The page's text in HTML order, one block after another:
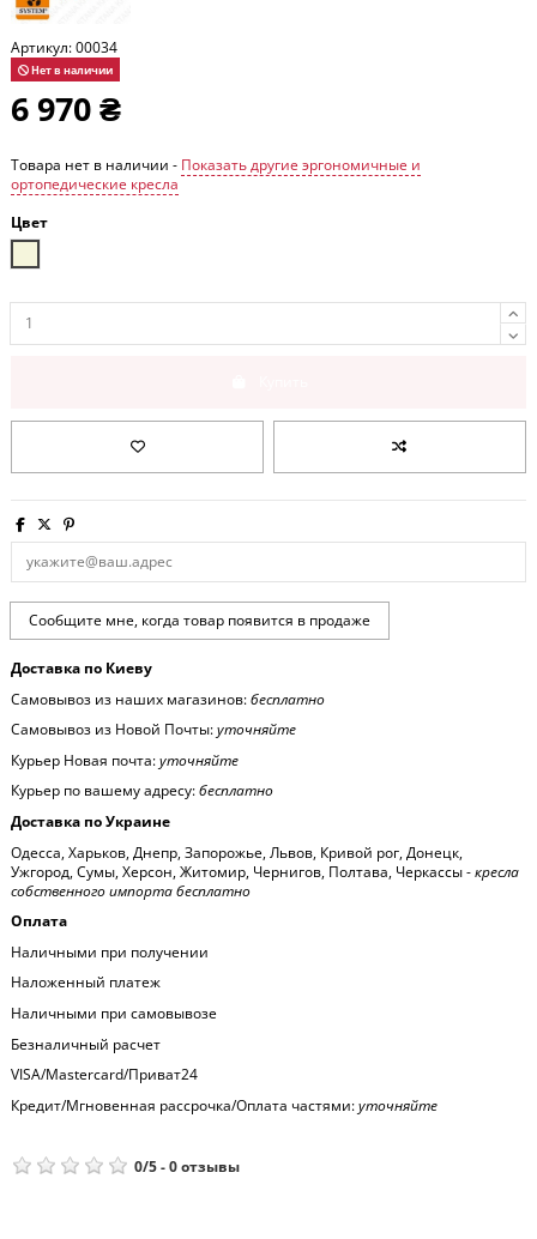
Артикул:00034
Нет в наличии
6 970 ₴
Товара нет в наличии - Показать другие эргономичные и
ортопедические кресла
Цвет
Доставка по Киеву
Самовывоз из наших магазинов:бесплатно
Самовывоз из Новой Почты:уточняйте
Курьер Новая почта:уточняйте
Курьер по вашему адресу:бесплатно
Доставка по Украине
Одесса, Харьков, Днепр, Запорожье, Львов, Кривой рог, Донецк,
Ужгород, Сумы, Херсон, Житомир, Чернигов, Полтава, Черкассы -кресла
собственного импорта бесплатно
Оплата
Наличными при получении
Наложенный платеж
Наличными при самовывозе
Безналичный расчет
VISA/Mastercard/Приват24
Кредит/Мгновенная рассрочка/Оплата частями:уточняйте
0/5-0отзывы